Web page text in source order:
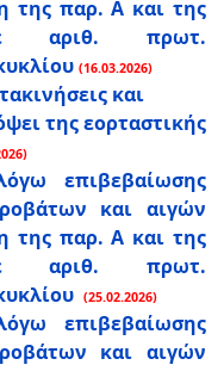
της παρ. Α και της
πρωτ.
(16.03.2026)
και
της εορταστικής
επιβεβαίωσης
και αιγών
της παρ. Α και της
πρωτ.
(25.02.2026)
επιβεβαίωσης
και αιγών